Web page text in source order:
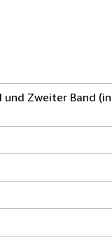
Zweiter Band